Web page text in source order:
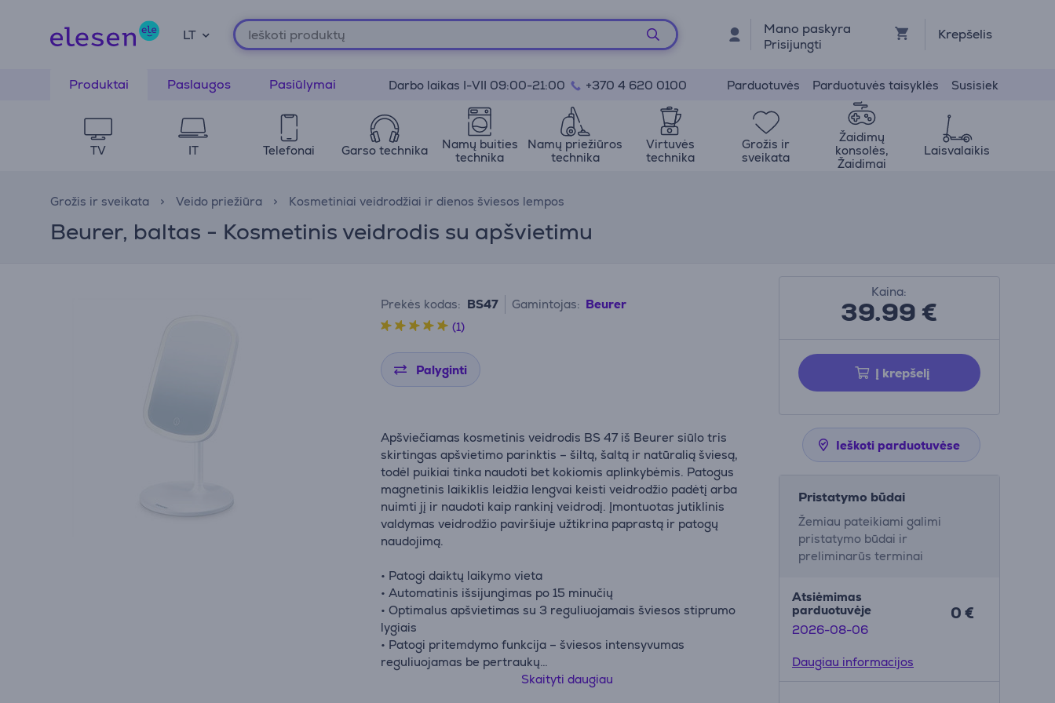
LT Mano paskyra
Prisijungti
Krepšelis
Produktai Paslaugos Pasiūlymai Darbo laikas I-VII 09:00-21:00 +370 4 620 0100 Parduotuvės Parduotuvės taisyklės Susisiek
TV IT Telefonai Garso technika
Namų buities
technika
Namų priežiūros
technika
Virtuvės
technika
Grožis ir
sveikata
Žaidimų
konsolės,
Žaidimai
Laisvalaikis
Grožis ir sveikata Veido priežiūra Kosmetiniai veidrodžiai ir dienos šviesos lempos
Beurer, baltas - Kosmetinis veidrodis su apšvietimu
Prekės kodas: BS47 Gamintojas: Beurer
(1)
Palyginti
Apšviečiamas kosmetinis veidrodis BS 47 iš Beurer siūlo tris
skirtingas apšvietimo parinktis – šiltą, šaltą ir natūralią šviesą,
todėl puikiai tinka naudoti bet kokiomis aplinkybėmis. Patogus
magnetinis laikiklis leidžia lengvai keisti veidrodžio padėtį arba
nuimti jį ir naudoti kaip rankinį veidrodį. Įmontuotas jutiklinis
valdymas veidrodžio paviršiuje užtikrina paprastą ir patogų
naudojimą.
• Patogi daiktų laikymo vieta
• Automatinis išsijungimas po 15 minučių
• Optimalus apšvietimas su 3 reguliuojamais šviesos stiprumo
lygiais
• Patogi pritemdymo funkcija – šviesos intensyvumas
reguliuojamas be pertraukų
• Ypač didelis veidrodžio paviršius – 21 cm
Skaityti daugiau
Kaina:
39.99€
Į krepšelį
Ieškoti parduotuvėse
Pristatymo būdai
Žemiau pateikiami galimi
pristatymo būdai ir
preliminarūs terminai
Atsiėmimas
parduotuvėje
2026-08-06
0 €
Daugiau informacijos